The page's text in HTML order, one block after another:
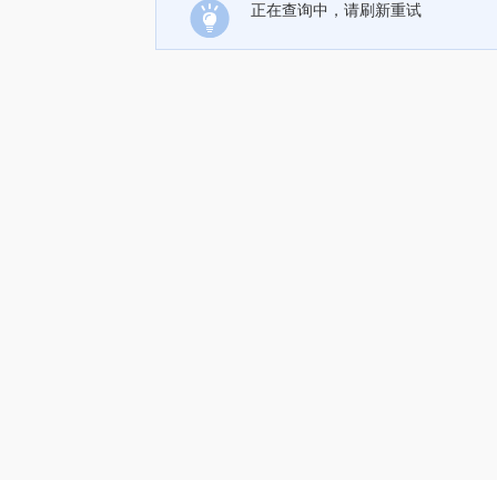
正在查询中，请刷新重试